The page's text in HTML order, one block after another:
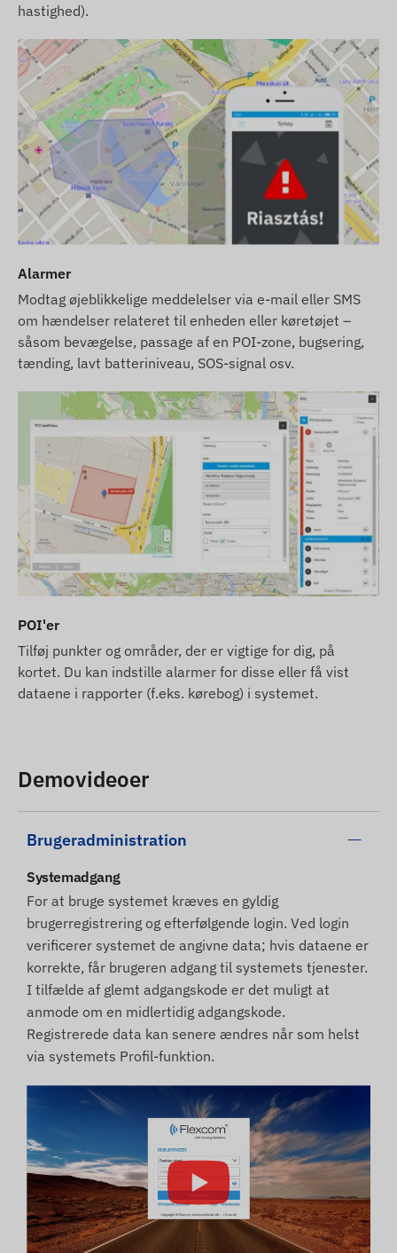
hastighed).
Alarmer
Modtag øjeblikkelige meddelelser via e-mail eller SMS
om hændelser relateret til enheden eller køretøjet –
såsom bevægelse, passage af en POI-zone, bugsering,
tænding, lavt batteriniveau, SOS-signal osv.
POI'er
Tilføj punkter og områder, der er vigtige for dig, på
kortet. Du kan indstille alarmer for disse eller få vist
dataene i rapporter (f.eks. kørebog) i systemet.
Demovideoer
Brugeradministration
Systemadgang
For at bruge systemet kræves en gyldig
brugerregistrering og efterfølgende login. Ved login
verificerer systemet de angivne data; hvis dataene er
korrekte, får brugeren adgang til systemets tjenester.
I tilfælde af glemt adgangskode er det muligt at
anmode om en midlertidig adgangskode.
Registrerede data kan senere ændres når som helst
via systemets Profil-funktion.